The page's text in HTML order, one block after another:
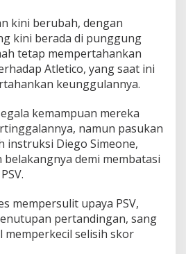
kini berubah, dengan
kini berada di punggung
tetap mempertahankan
Atletico, yang saat ini
keunggulannya.
kemampuan mereka
namun pasukan
instruksi Diego Simeone,
demi membatasi
mempersulit upaya PSV,
pertandingan, sang
selisih skor